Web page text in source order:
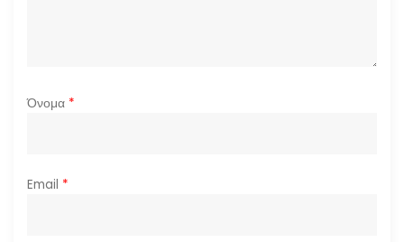
Όνομα *
Email *